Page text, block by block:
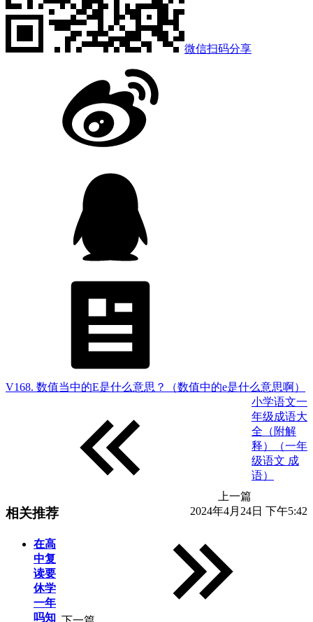
微信扫码分享
V168. 数值当中的E是什么意思？（数值中的e是什么意思啊）
上一篇
2024年4月24日 下午5:42
小学语文一
年级成语大
全（附解
释）（一年
级语文 成
语）
相关推荐
在高
中复
读要
休学
一年
吗知